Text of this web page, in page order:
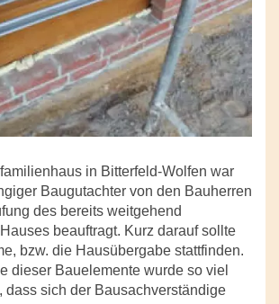
in Bitterfeld-Wolfen war
Baugutachter von den Bauherren
des bereits weitgehend
beauftragt. Kurz darauf sollte
bzw. die Hausübergabe stattfinden.
dieser Bauelemente wurde so viel
dass sich der Bausachverständige